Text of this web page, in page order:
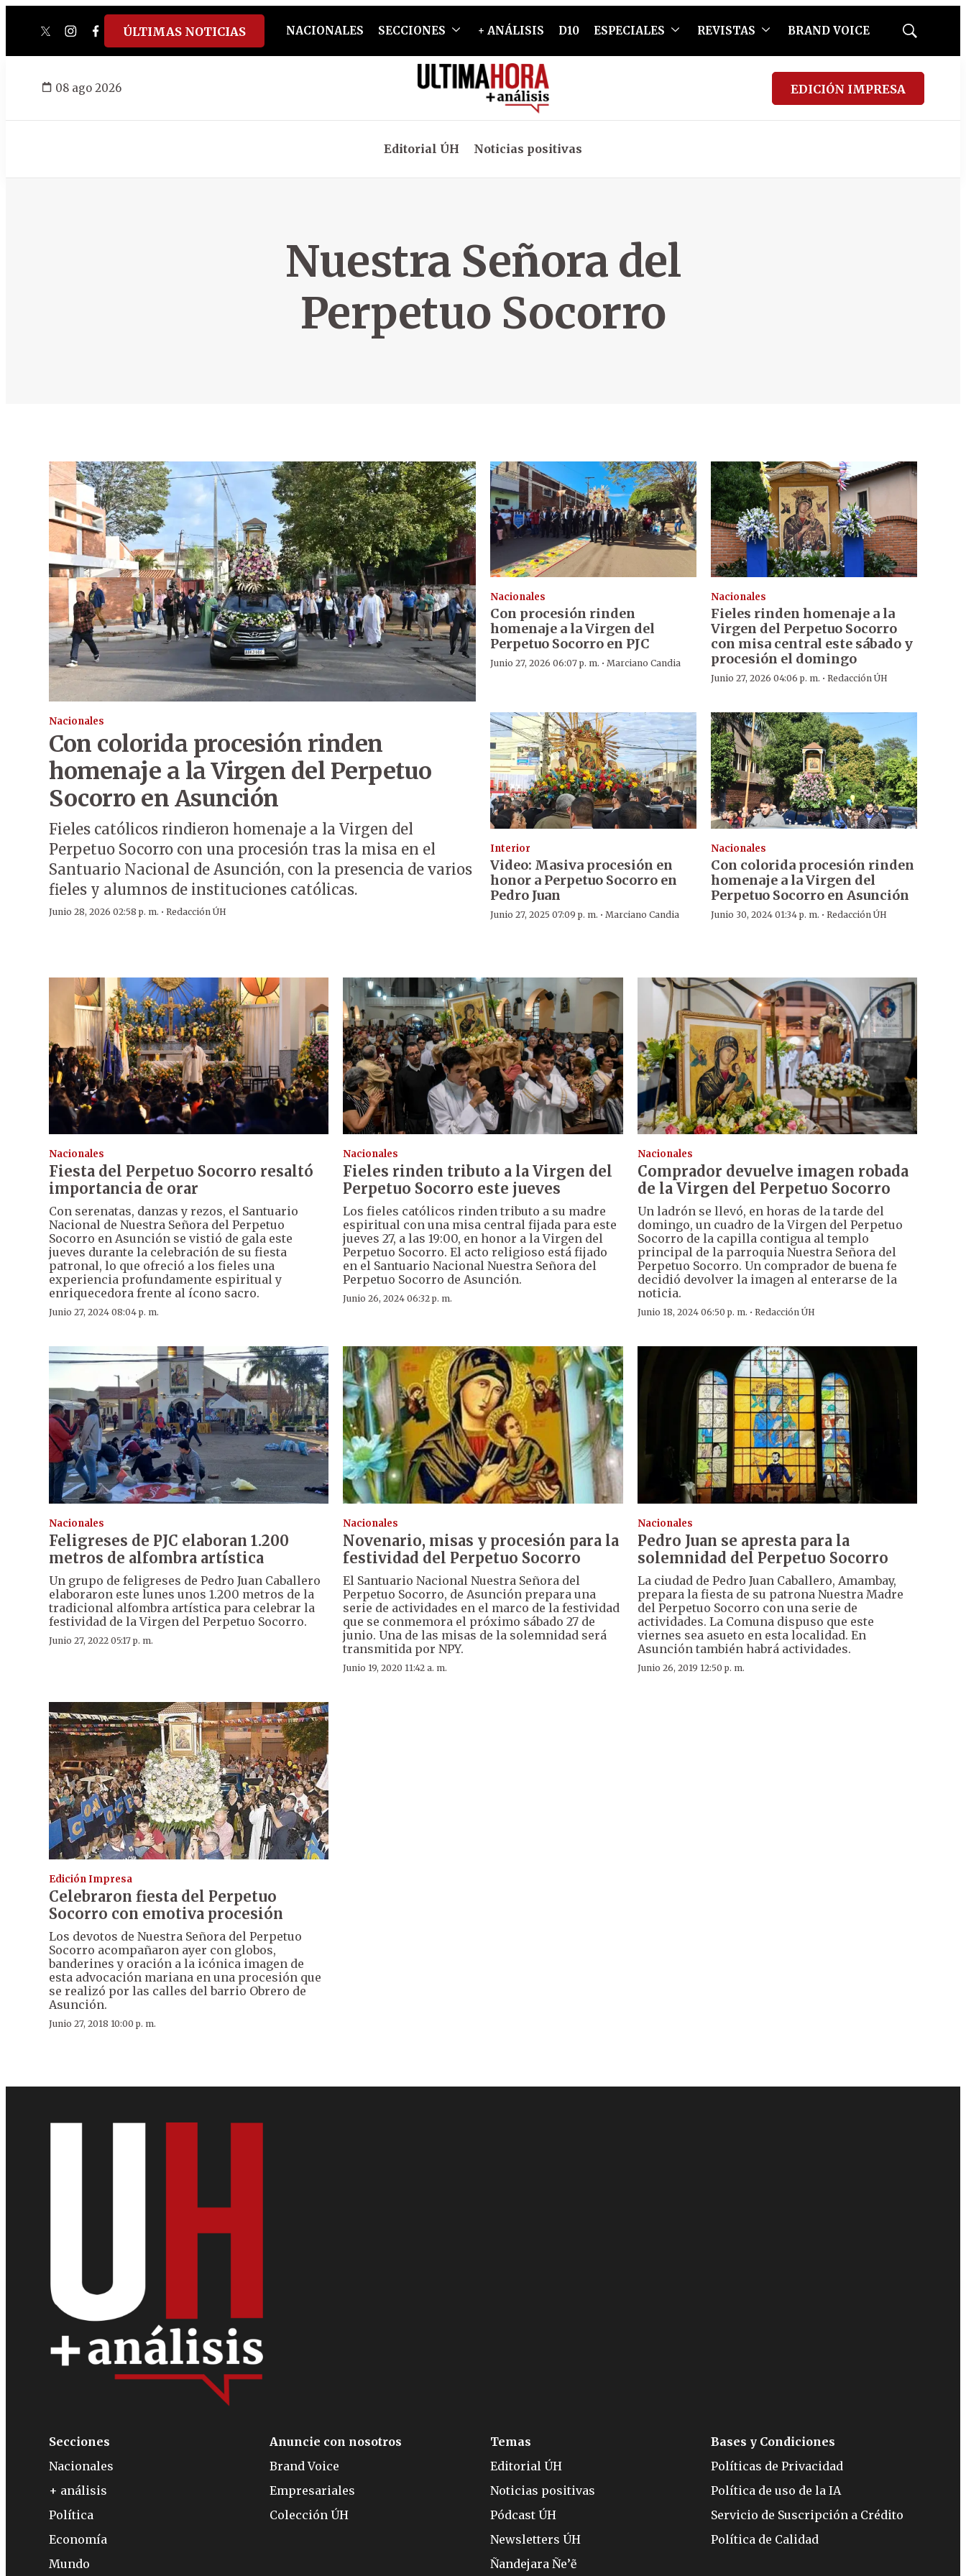
twitterinstagram
facebook
tiktokyoutube
spotify
ÚLTIMAS NOTICIAS NACIONALES SECCIONES + ANÁLISIS D10 ESPECIALES REVISTAS BRAND VOICE
Mostrar
08 ago 2026 EDICIÓN IMPRESA
Editorial ÚH Noticias positivas
Nuestra Señora del
Perpetuo Socorro
Nacionales
Con colorida procesión rinden
homenaje a la Virgen del Perpetuo
Socorro en Asunción
Fieles católicos rindieron homenaje a la Virgen del
Perpetuo Socorro con una procesión tras la misa en el
Santuario Nacional de Asunción, con la presencia de varios
fieles y alumnos de instituciones católicas.
Junio 28, 2026 02:58 p. m. · Redacción ÚH
Nacionales
Con procesión rinden
homenaje a la Virgen del
Perpetuo Socorro en PJC
Junio 27, 2026 06:07 p. m. · Marciano Candia
Nacionales
Fieles rinden homenaje a la
Virgen del Perpetuo Socorro
con misa central este sábado y
procesión el domingo
Junio 27, 2026 04:06 p. m. · Redacción ÚH
Interior
Video: Masiva procesión en
honor a Perpetuo Socorro en
Pedro Juan
Junio 27, 2025 07:09 p. m. · Marciano Candia
Nacionales
Con colorida procesión rinden
homenaje a la Virgen del
Perpetuo Socorro en Asunción
Junio 30, 2024 01:34 p. m. · Redacción ÚH
Nacionales
Fiesta del Perpetuo Socorro resaltó
importancia de orar
Con serenatas, danzas y rezos, el Santuario
Nacional de Nuestra Señora del Perpetuo
Socorro en Asunción se vistió de gala este
jueves durante la celebración de su fiesta
patronal, lo que ofreció a los fieles una
experiencia profundamente espiritual y
enriquecedora frente al ícono sacro.
Junio 27, 2024 08:04 p. m.
Nacionales
Fieles rinden tributo a la Virgen del
Perpetuo Socorro este jueves
Los fieles católicos rinden tributo a su madre
espiritual con una misa central fijada para este
jueves 27, a las 19:00, en honor a la Virgen del
Perpetuo Socorro. El acto religioso está fijado
en el Santuario Nacional Nuestra Señora del
Perpetuo Socorro de Asunción.
Junio 26, 2024 06:32 p. m.
Nacionales
Comprador devuelve imagen robada
de la Virgen del Perpetuo Socorro
Un ladrón se llevó, en horas de la tarde del
domingo, un cuadro de la Virgen del Perpetuo
Socorro de la capilla contigua al templo
principal de la parroquia Nuestra Señora del
Perpetuo Socorro. Un comprador de buena fe
decidió devolver la imagen al enterarse de la
noticia.
Junio 18, 2024 06:50 p. m. · Redacción ÚH
Nacionales
Feligreses de PJC elaboran 1.200
metros de alfombra artística
Un grupo de feligreses de Pedro Juan Caballero
elaboraron este lunes unos 1.200 metros de la
tradicional alfombra artística para celebrar la
festividad de la Virgen del Perpetuo Socorro.
Junio 27, 2022 05:17 p. m.
Nacionales
Novenario, misas y procesión para la
festividad del Perpetuo Socorro
El Santuario Nacional Nuestra Señora del
Perpetuo Socorro, de Asunción prepara una
serie de actividades en el marco de la festividad
que se conmemora el próximo sábado 27 de
junio. Una de las misas de la solemnidad será
transmitida por NPY.
Junio 19, 2020 11:42 a. m.
Nacionales
Pedro Juan se apresta para la
solemnidad del Perpetuo Socorro
La ciudad de Pedro Juan Caballero, Amambay,
prepara la fiesta de su patrona Nuestra Madre
del Perpetuo Socorro con una serie de
actividades. La Comuna dispuso que este
viernes sea asueto en esta localidad. En
Asunción también habrá actividades.
Junio 26, 2019 12:50 p. m.
Edición Impresa
Celebraron fiesta del Perpetuo
Socorro con emotiva procesión
Los devotos de Nuestra Señora del Perpetuo
Socorro acompañaron ayer con globos,
banderines y oración a la icónica imagen de
esta advocación mariana en una procesión que
se realizó por las calles del barrio Obrero de
Asunción.
Junio 27, 2018 10:00 p. m.
Secciones
Nacionales
+ análisis
Política
Economía
Mundo
Anuncie con nosotros
Brand Voice
Empresariales
Colección ÚH
Temas
Editorial ÚH
Noticias positivas
Pódcast ÚH
Newsletters ÚH
Ñandejara Ñe’ẽ
Bases y Condiciones
Políticas de Privacidad
Política de uso de la IA
Servicio de Suscripción a Crédito
Política de Calidad